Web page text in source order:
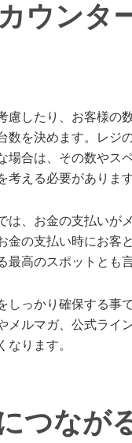
ウンタ
慮したり、お客様の
数を決めます。レジ
場合は、その数やス
考える必要があります
は、お金の支払いが
金の支払い時にお客
最高のスポットとも
しっかり確保する事
メルマガ、公式ライ
なります。
つなが